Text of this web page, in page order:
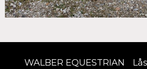
WALBER EQUESTRIAN